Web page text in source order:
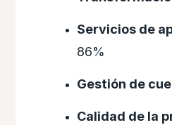
Servicios de
86%
Gestión de
Calidad de la